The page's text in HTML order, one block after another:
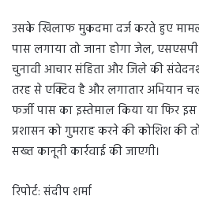
उसके खिलाफ मुकदमा दर्ज करते हुए
पास लगाया तो जाना होगा जेल,
चुनावी आचार संहिता और जिले की
तरह से एक्टिव है और लगातार अभियान
फर्जी पास का इस्तेमाल किया या फिर
प्रशासन को गुमराह करने की कोशिश
सख्त कानूनी कार्रवाई की जाएगी।
रिपोर्ट: संदीप शर्मा